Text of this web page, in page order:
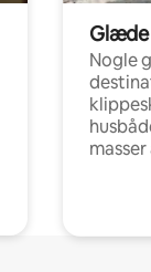
Nogle